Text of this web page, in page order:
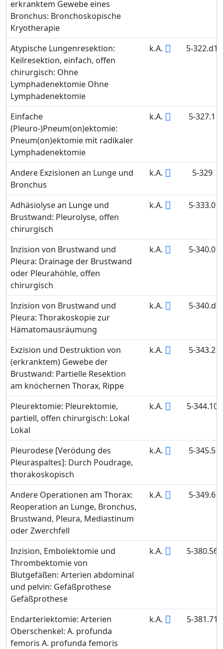
erkranktem Gewebe eines
Bronchus: Bronchoskopische
Kryotherapie
Atypische Lungenresektion:
Keilresektion, einfach, offen
chirurgisch: Ohne
Lymphadenektomie Ohne
Lymphadenektomie
k.A. 5-322.d1
Einfache
(Pleuro-)Pneum(on)ektomie:
Pneum(on)ektomie mit radikaler
Lymphadenektomie
k.A. 5-327.1
Andere Exzisionen an Lunge und
Bronchus
k.A. 5-329
Adhäsiolyse an Lunge und
Brustwand: Pleurolyse, offen
chirurgisch
k.A. 5-333.0
Inzision von Brustwand und
Pleura: Drainage der Brustwand
oder Pleurahöhle, offen
chirurgisch
k.A. 5-340.0
Inzision von Brustwand und
Pleura: Thorakoskopie zur
Hämatomausräumung
k.A. 5-340.d
Exzision und Destruktion von
(erkranktem) Gewebe der
Brustwand: Partielle Resektion
am knöchernen Thorax, Rippe
k.A. 5-343.2
Pleurektomie: Pleurektomie,
partiell, offen chirurgisch: Lokal
Lokal
k.A. 5-344.10
Pleurodese [Verödung des
Pleuraspaltes]: Durch Poudrage,
thorakoskopisch
k.A. 5-345.5
Andere Operationen am Thorax:
Reoperation an Lunge, Bronchus,
Brustwand, Pleura, Mediastinum
oder Zwerchfell
k.A. 5-349.6
Inzision, Embolektomie und
Thrombektomie von
Blutgefäßen: Arterien abdominal
und pelvin: Gefäßprothese
Gefäßprothese
k.A. 5-380.56
Endarteriektomie: Arterien
Oberschenkel: A. profunda
femoris A. profunda femoris
k.A. 5-381.71